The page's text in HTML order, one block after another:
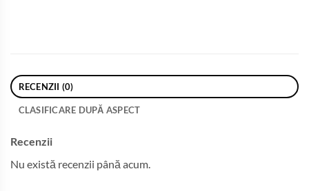
RECENZII (0)
CLASIFICARE DUPĂ ASPECT
Recenzii
Nu există recenzii până acum.